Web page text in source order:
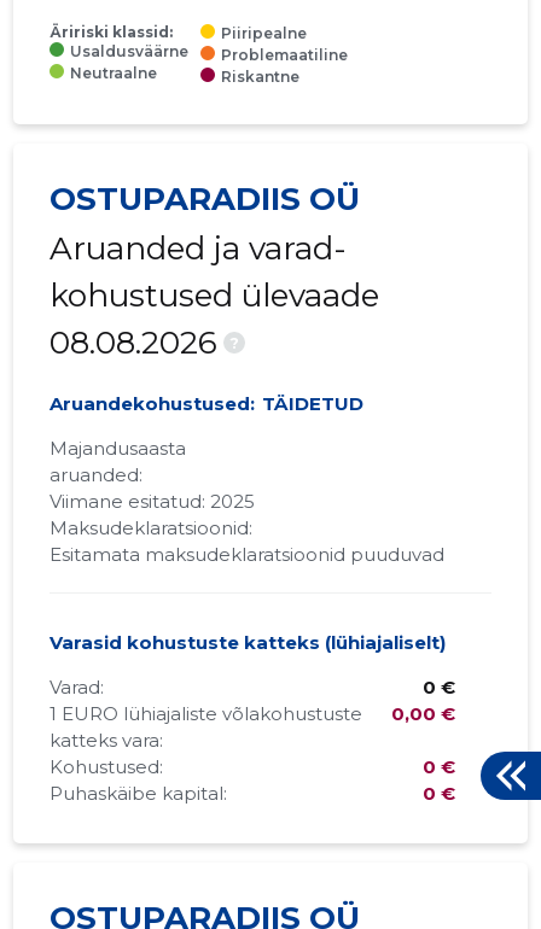
Äririski klassid:
Usaldusväärne
Neutraalne
Piiripealne
Problemaatiline
Riskantne
OSTUPARADIIS OÜ
Aruanded ja varad-
kohustused ülevaade
08.08.2026
?
Aruandekohustused: TÄIDETUD
Majandusaasta
aruanded:
Viimane esitatud: 2025
Maksudeklaratsioonid:
Esitamata maksudeklaratsioonid puuduvad
Varasid kohustuste katteks (lühiajaliselt)
Varad:
0 €
1 EURO lühiajaliste võlakohustuste
katteks vara:
0,00 €
Kohustused:
0 €
Puhaskäibe kapital:
0 €
OSTUPARADIIS OÜ